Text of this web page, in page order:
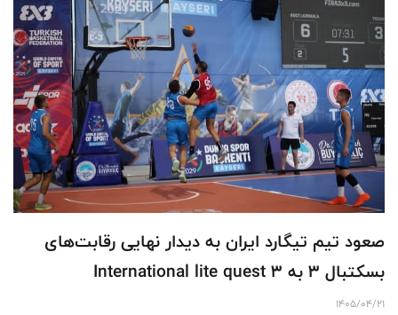
صعود تیم تیگارد ایران به دیدار نهایی رقابت‌های
بسکتبال ۳ به ۳ International lite quest
1405/04/21